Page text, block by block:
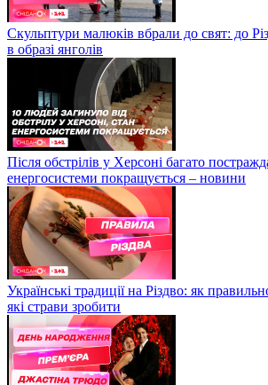
Скульптури малюків вбрали до свят: до
в образі янголів
Після обстрілів у Херсоні багато
енергосистеми покращується – новини
Українські традиції на Різдво: як
які страви зробити